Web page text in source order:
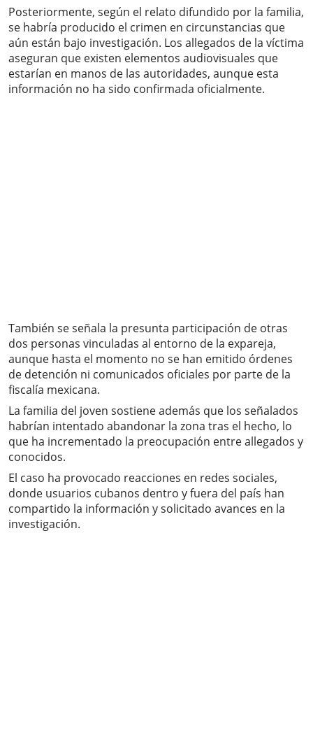
Posteriormente, según el relato difundido por la familia,
se habría producido el crimen en circunstancias que
aún están bajo investigación. Los allegados de la víctima
aseguran que existen elementos audiovisuales que
estarían en manos de las autoridades, aunque esta
información no ha sido confirmada oficialmente.
También se señala la presunta participación de otras
dos personas vinculadas al entorno de la expareja,
aunque hasta el momento no se han emitido órdenes
de detención ni comunicados oficiales por parte de la
fiscalía mexicana.
La familia del joven sostiene además que los señalados
habrían intentado abandonar la zona tras el hecho, lo
que ha incrementado la preocupación entre allegados y
conocidos.
El caso ha provocado reacciones en redes sociales,
donde usuarios cubanos dentro y fuera del país han
compartido la información y solicitado avances en la
investigación.